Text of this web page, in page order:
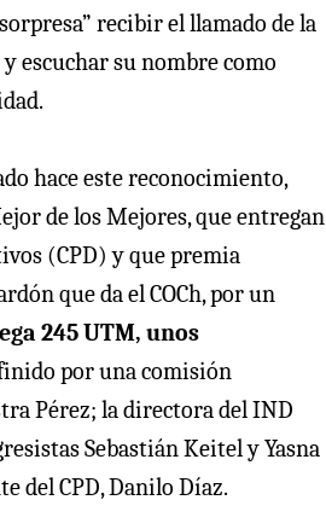
recibir el llamado de la
escuchar su nombre como
hace este reconocimiento,
de los Mejores, que entregan
(CPD) y que premia
que da el COCh, por un
245 UTM, unos
por una comisión
Pérez; la directora del IND
Sebastián Keitel y Yasna
del CPD, Danilo Díaz.